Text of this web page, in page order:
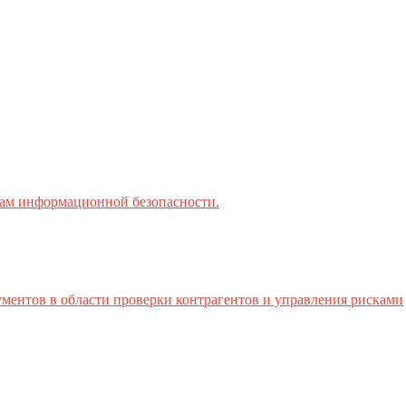
информационной безопасности.
в области проверки контрагентов и управления рисками